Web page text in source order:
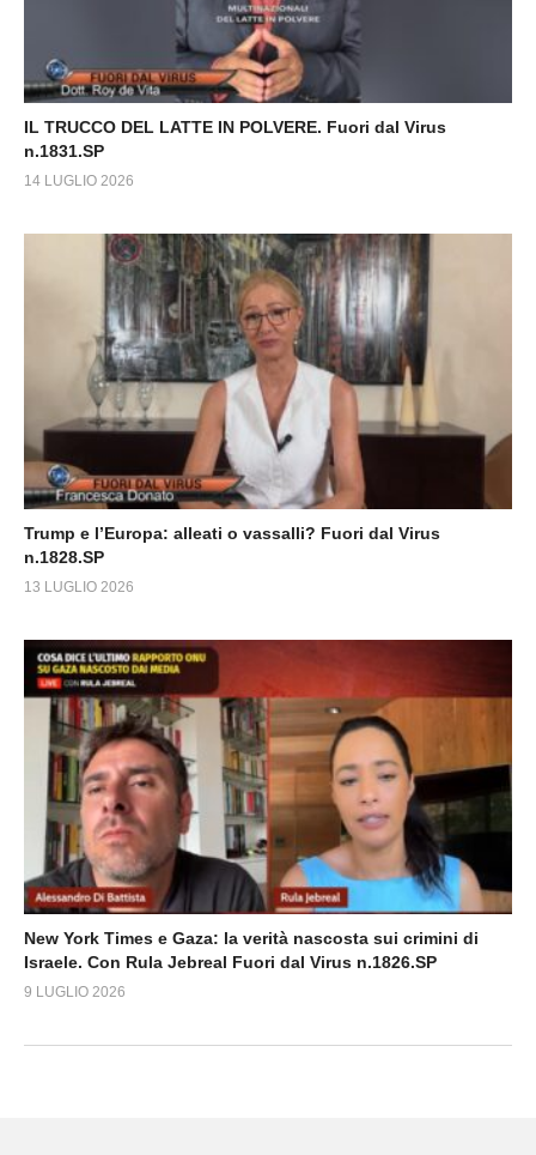
IL TRUCCO DEL LATTE IN POLVERE. Fuori dal Virus
n.1831.SP
14 LUGLIO 2026
Trump e l’Europa: alleati o vassalli? Fuori dal Virus
n.1828.SP
13 LUGLIO 2026
New York Times e Gaza: la verità nascosta sui crimini di
Israele. Con Rula Jebreal Fuori dal Virus n.1826.SP
9 LUGLIO 2026